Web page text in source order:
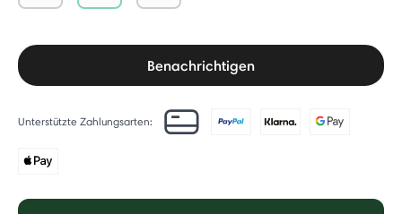
Benachrichtigen
Unterstützte Zahlungsarten: